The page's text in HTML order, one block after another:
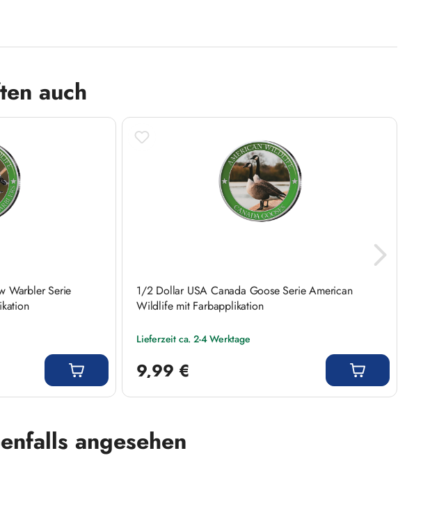
auch
Warbler Serie
1/2 Dollar USA Canada Goose Serie American
Wildlife mit Farbapplikation
Lieferzeit ca. 2-4 Werktage
9,99 €
angesehen